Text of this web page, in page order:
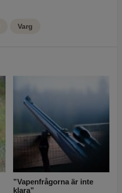
Varg
”Vapenfrågorna är inte
klara”